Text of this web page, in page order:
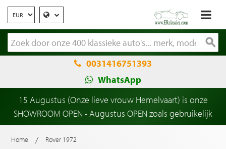
0031416751393
WhatsApp
15 Augustus (Onze lieve vrouw Hemelvaart) is onze
SHOWROOM OPEN - Augustus OPEN zoals gebruikelijk
Home / Rover 1972